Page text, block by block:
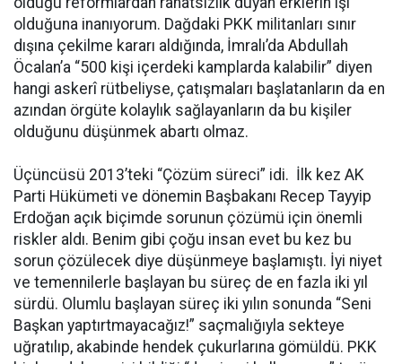
olduğuna inanıyorum. Dağdaki PKK militanları sınır
dışına çekilme kararı aldığında, İmralı’da Abdullah
Öcalan’a “500 kişi içerdeki kamplarda kalabilir” diyen
hangi askerî rütbeliyse, çatışmaları başlatanların da en
azından örgüte kolaylık sağlayanların da bu kişiler
olduğunu düşünmek abartı olmaz.
Üçüncüsü 2013’teki “Çözüm süreci” idi. İlk kez AK
Parti Hükümeti ve dönemin Başbakanı Recep Tayyip
Erdoğan açık biçimde sorunun çözümü için önemli
riskler aldı. Benim gibi çoğu insan evet bu kez bu
sorun çözülecek diye düşünmeye başlamıştı. İyi niyet
ve temennilerle başlayan bu süreç de en fazla iki yıl
sürdü. Olumlu başlayan süreç iki yılın sonunda “Seni
Başkan yaptırtmayacağız!” saçmalığıyla sekteye
uğratılıp, akabinde hendek çukurlarına gömüldü. PKK